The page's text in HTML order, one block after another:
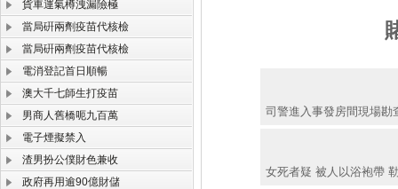
貨車運氣樽洩漏險極
當局硏兩劑疫苗代核檢
當局硏兩劑疫苗代核檢
電消登記首日順暢
澳大千七師生打疫苗
男商人舊橋呃九百萬
電子煙擬禁入
渣男扮公僕財色兼收
政府再用逾90億財儲
司警進入事發房間現場勘
女死者疑 被人以浴袍帶